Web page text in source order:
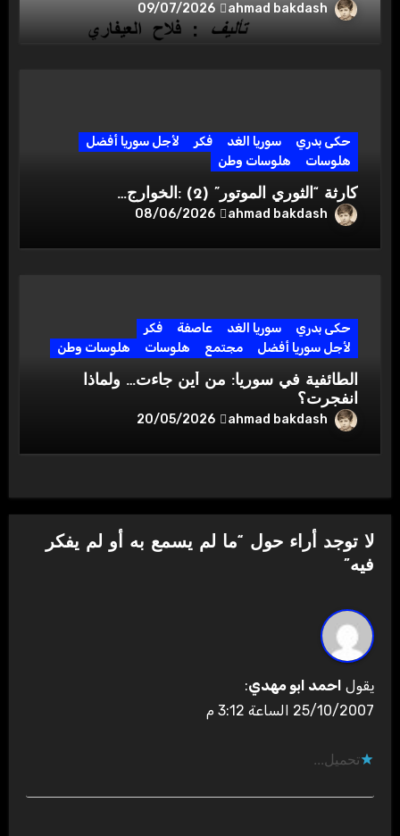
ahmad bakdash
09/07/2026
حكى بدري سوريا الغد فكر
لأجل سوريا أفضل
هلوسات
هلوسات وطن
كارثة “الثوري الموتور” (2) :الخوارج…
ahmad bakdash
08/06/2026
حكى بدري سوريا الغد عاصفة
فكر
لأجل سوريا أفضل
مجتمع هلوسات هلوسات وطن
الطائفية في سوريا: من أين جاءت… ولماذا
انفجرت؟
ahmad bakdash
20/05/2026
لا توجد أراء حول “ما لم يسمع به أو لم يفكر
فيه”
يقول احمد ابو مهدي:
25/10/2007 الساعة 3:12 م
تحميل...